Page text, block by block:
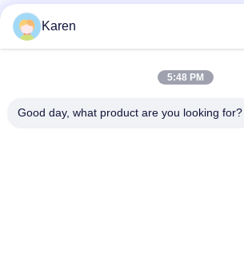
Γρήγορη επικοινωνία
Karen
5:48 PM
Good day, what product are you looking for?